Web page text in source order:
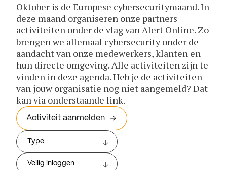
Oktober is de Europese cybersecuritymaand. In
deze maand organiseren onze partners
activiteiten onder de vlag van Alert Online. Zo
brengen we allemaal cybersecurity onder de
aandacht van onze medewerkers, klanten en
hun directe omgeving. Alle activiteiten zijn te
vinden in deze agenda. Heb je de activiteiten
van jouw organisatie nog niet aangemeld? Dat
kan via onderstaande link.
Activiteit aanmelden
Type
Veilig inloggen